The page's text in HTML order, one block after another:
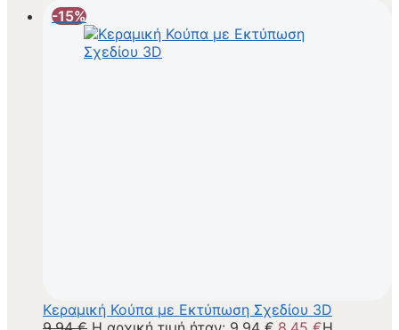
-15%
Κεραμική Κούπα με Εκτύπωση Σχεδίου 3D